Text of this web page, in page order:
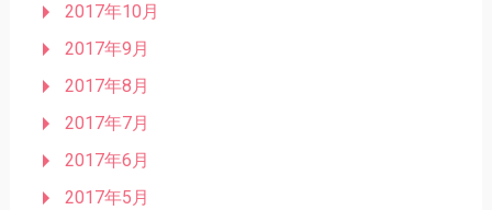
2017年10月
2017年9月
2017年8月
2017年7月
2017年6月
2017年5月